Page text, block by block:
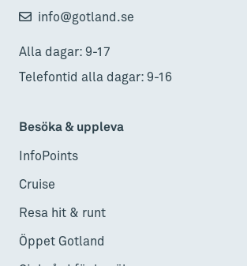
info@gotland.se
Alla dagar: 9-17
Telefontid alla dagar: 9-16
Besöka & uppleva
InfoPoints
Cruise
Resa hit & runt
Öppet Gotland